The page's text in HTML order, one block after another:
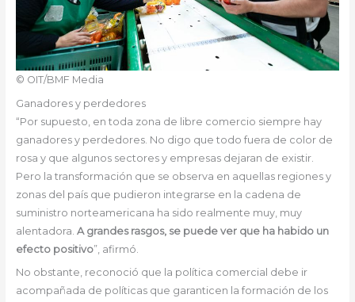
© OIT/BMF Media
Ganadores y perdedores
“Por supuesto, en toda zona de libre comercio siempre hay
ganadores y perdedores. No digo que todo fuera de color de
rosa y que algunos sectores y empresas dejaran de existir.
Pero la transformación que se observa en aquellas regiones y
zonas del país que pudieron integrarse en la cadena de
suministro norteamericana ha sido realmente muy, muy
alentadora. A grandes rasgos, se puede ver que ha habido un
efecto positivo”, afirmó.
No obstante, reconoció que la política comercial debe ir
acompañada de políticas que garanticen la formación de los